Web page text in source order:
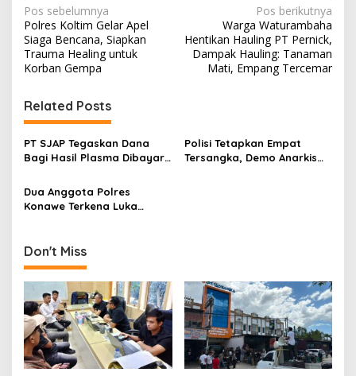
N
a
v
i
g
a
s
i
p
o
Pos sebelumnya
Polres Koltim Gelar Apel
Siaga Bencana, Siapkan
Trauma Healing untuk
Korban Gempa
Pos berikutnya
Warga Waturambaha
Hentikan Hauling PT Pernick,
Dampak Hauling: Tanaman
Mati, Empang Tercemar
Related Posts
PT SJAP Tegaskan Dana
Bagi Hasil Plasma Dibayar
Transfer ke Koperasi
Polisi Tetapkan Empat
Tersangka, Demo Anarkis
Dua Anggota Polres
Konawe Terkena Luka
Don't Miss